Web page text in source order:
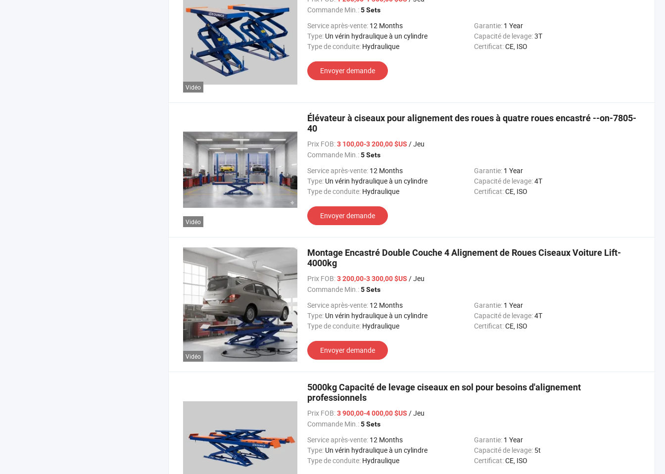
Vidéo
Commande Min.:5 Sets
Service après-vente: 12 Months Garantie: 1 Year
Type: Un vérin hydraulique à un cylindre Capacité de levage:3T
Type de conduite: Hydraulique Certificat:CE, ISO
Envoyer demande
Vidéo
Élévateur à ciseaux pour alignement des roues à quatre roues encastré --on-7805-
40
Prix FOB:3 100,00-3 200,00 $US / Jeu
Commande Min.:5 Sets
Service après-vente: 12 Months Garantie: 1 Year
Type: Un vérin hydraulique à un cylindre Capacité de levage:4T
Type de conduite: Hydraulique Certificat:CE, ISO
Envoyer demande
Vidéo
Montage Encastré Double Couche 4 Alignement de Roues Ciseaux Voiture Lift-
4000kg
Prix FOB:3 200,00-3 300,00 $US / Jeu
Commande Min.:5 Sets
Service après-vente: 12 Months Garantie: 1 Year
Type: Un vérin hydraulique à un cylindre Capacité de levage:4T
Type de conduite: Hydraulique Certificat:CE, ISO
Envoyer demande
5000kg Capacité de levage ciseaux en sol pour besoins d'alignement
professionnels
Prix FOB:3 900,00-4 000,00 $US / Jeu
Commande Min.:5 Sets
Service après-vente: 12 Months Garantie: 1 Year
Type: Un vérin hydraulique à un cylindre Capacité de levage: 5t
Type de conduite: Hydraulique Certificat:CE, ISO